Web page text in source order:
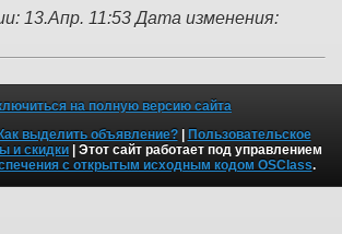
13.Апр. 11:53 Дата изменения:
на полную версию сайта
Как выделить объявление?|
Пользовательское
и скидки | Этот сайт работает под управлением
с открытым исходным кодом OSClass.